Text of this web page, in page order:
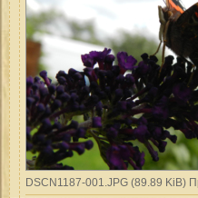
DSCN1187-001.JPG (89.89 KiB)